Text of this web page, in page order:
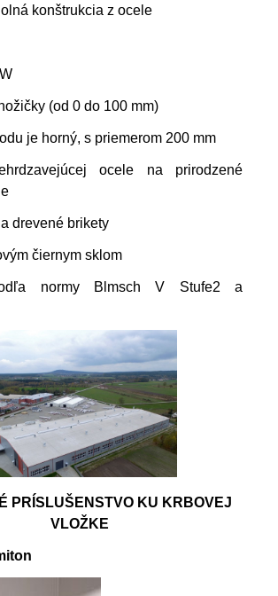
konštrukcia z ocele
(od 0 do 100 mm)
je horný, s priemerom 200 mm
ocele na prirodzené
drevené brikety
čiernym sklom
normy Blmsch V Stufe2 a
PRÍSLUŠENSTVO KU KRBOVEJ
VLOŽKE